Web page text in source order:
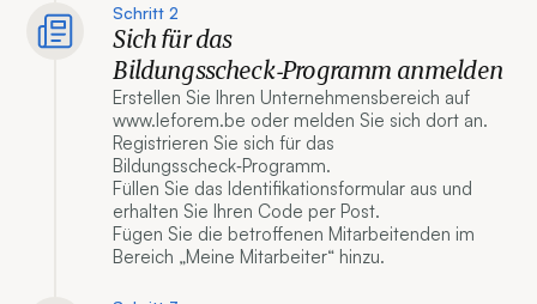
Schritt 2
Sich für das
Bildungsscheck‑Programm anmelden
Erstellen Sie Ihren Unternehmensbereich auf
www.leforem.be oder melden Sie sich dort an.
Registrieren Sie sich für das
Bildungsscheck‑Programm.
Füllen Sie das Identifikationsformular aus und
erhalten Sie Ihren Code per Post.
Fügen Sie die betroffenen Mitarbeitenden im
Bereich „Meine Mitarbeiter“ hinzu.